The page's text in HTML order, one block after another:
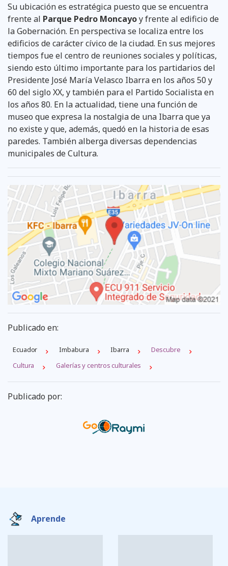
Su ubicación es estratégica puesto que se encuentra
frente al Parque Pedro Moncayoy frente al edificio de
la Gobernación. En perspectiva se localiza entre los
edificios de carácter cívico de la ciudad. En sus mejores
tiempos fue el centro de reuniones sociales y políticas,
siendo esto último importante para los partidarios del
Presidente José María Velasco Ibarra en los años 50 y
60 del siglo XX, y también para el Partido Socialista en
los años 80. En la actualidad, tiene una función de
museo que expresa la nostalgia de una Ibarra que ya
no existe y que, además, quedó en la historia de esas
paredes. También alberga diversas dependencias
municipales de Cultura.
Publicado en:
Ecuador Imbabura Ibarra
Descubre
Cultura
Galerías y centros culturales
Publicado por:
Aprende